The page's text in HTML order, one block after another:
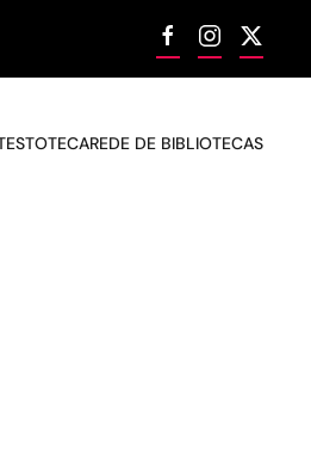
REDE DE BIBLIOTECAS